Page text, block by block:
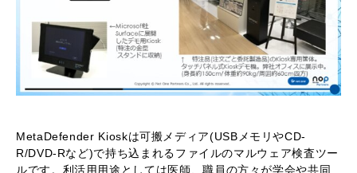
MetaDefender Kioskは可搬メディア(USBメモリやCD-
R/DVD-Rなど)で持ち込まれるファイルのマルウェア検査ツー
ルです。利活用用途としては医師、職員の方々が学会や共同